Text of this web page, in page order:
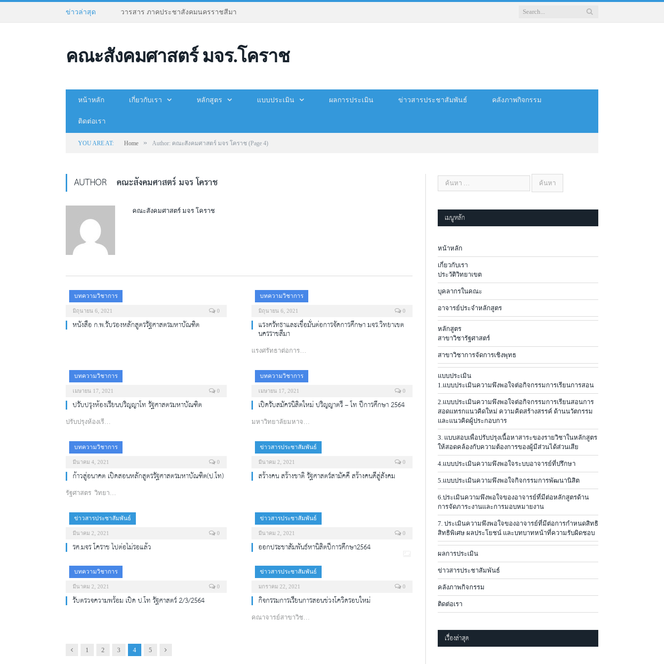
ข่าวล่าสุด วารสาร ภาคประชาสังคมนครราชสีมา
คณะสังคมศาสตร์ มจร.โคราช
หน้าหลัก เกี่ยวกับเรา หลักสูตร แบบประเมิน ผลการประเมิน ข่าวสารประชาสัมพันธ์ คลังภาพกิจกรรม
ติดต่อเรา
YOU ARE AT: Home » Author: คณะสังคมศาสตร์ มจร โคราช (Page 4)
AUTHOR คณะสังคมศาสตร์ มจร โคราช
คณะสังคมศาสตร์ มจร โคราช
บทความวิชาการ
มิถุนายน 6, 2021 0
หนังสือ ก.พ.รับรองหลักสูตรรัฐศาสตรมหาบัณฑิต
บทความวิชาการ
มิถุนายน 6, 2021 0
แรงศรัทธาและเชื่อมั่นต่อการจัดการศึกษา มจร.วิทยาเขต
นครราชสีมา
แรงศรัทธาต่อการ…
บทความวิชาการ
เมษายน 17, 2021 0
ปรับปรุงห้องเรียนปริญญาโท รัฐศาสตรมหาบัณฑิต
ปรับปรุงห้องเรี…
บทความวิชาการ
เมษายน 17, 2021 0
เปิดรับสมัครนิสิตใหม่ ปริญญาตรี – โท ปีการศึกษา 2564
มหาวิทยาลัยมหาจ…
บทความวิชาการ
มีนาคม 4, 2021 0
ก้าวสู่อนาคต เปิดสอนหลักสูตรรัฐศาสตรมหาบัณฑิต(ป.โท)
รัฐศาสตร วิทยา…
ข่าวสารประชาสัมพันธ์
มีนาคม 2, 2021 0
สร้างคน สร้างชาติ รัฐศาสตร์สามัคคี สร้างคนดีสู่สังคม
ข่าวสารประชาสัมพันธ์
มีนาคม 2, 2021 0
รศ.มจร โคราช ไปต่อไม่รอแล้ว
ข่าวสารประชาสัมพันธ์
มีนาคม 2, 2021 0
ออกประชาสัมพันธ์หานิสิตปีการศึกษา2564
บทความวิชาการ
มีนาคม 2, 2021 0
รับตรวจความพร้อม เปิด ป.โท รัฐศาสตร์ 2/3/2564
ข่าวสารประชาสัมพันธ์
มกราคม 22, 2021 0
กิจกรรมการเรียนการสอนช่วงโควิดรอบใหม่
คณาจารย์สาขาวิช…
Previous
1 2 3 4 5 Next
เมนูหลัก
หน้าหลัก
เกี่ยวกับเรา
ประวัติวิทยาเขต
บุคลากรในคณะ
อาจารย์ประจำหลักสูตร
หลักสูตร
สาขาวิชารัฐศาสตร์
สาขาวิชาการจัดการเชิงพุทธ
แบบประเมิน
1.แบบประเมินความพึงพอใจต่อกิจกรรมการเรียนการสอน
2.แบบประเมินความพึงพอใจต่อกิจกรรมการเรียนสอนการ
สอดแทรกแนวคิดใหม่ ความคิดสร้างสรรค์ ด้านนวัตกรรม
และแนวคิดผู้ประกอบการ
3. แบบสอบเพื่อปรับปรุงเนื้อหาสาระของรายวิชาในหลักสูตร
ให้สอดคล้องกับความต้องการของผู้มีส่วนได้ส่วนเสีย
4.แบบประเมินความพึงพอใจระบบอาจารย์ที่ปรึกษา
5.แบบประเมินความพึงพอใจกิจกรรมการพัฒนานิสิต
6.ประเมินความพึงพอใจของอาจารย์ที่มีต่อหลักสูตรด้าน
การจัดภาระงานและการมอบหมายงาน
7. ประเมินความพึงพอใจของอาจารย์ที่มีต่อการกำหนดสิทธิ
สิทธิพิเศษ ผลประโยชน์ และบทบาทหน้าที่ความรับผิดชอบ
ผลการประเมิน
ข่าวสารประชาสัมพันธ์
คลังภาพกิจกรรม
ติดต่อเรา
เรื่องล่าสุด